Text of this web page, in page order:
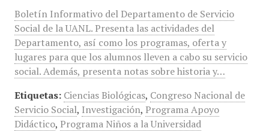
Boletín Informativo del Departamento de Servicio
Social de la UANL. Presenta las actividades del
Departamento, así como los programas, oferta y
lugares para que los alumnos lleven a cabo su servicio
social. Además, presenta notas sobre historia y…
Etiquetas: Ciencias Biológicas, Congreso Nacional de
Servicio Social, Investigación, Programa Apoyo
Didáctico, Programa Niños a la Universidad